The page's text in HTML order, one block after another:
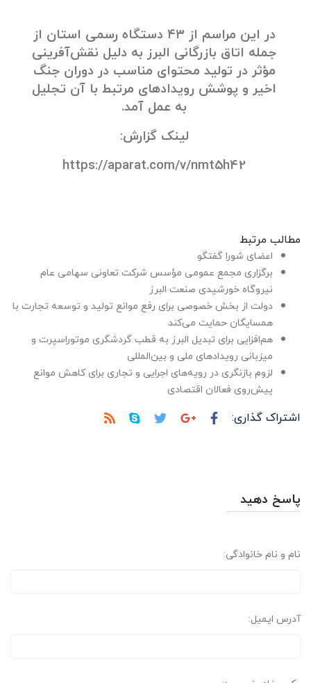
در این مراسم از ۴۳ دستگاه رسمی استان از
جمله اتاق بازرگانی البرز به دلیل نقش‌آفرینی
مؤثر در تولید محتوای مناسب در دوران جنگ
اخیر و پوشش رویدادهای مرتبط با آن تجلیل
به عمل آمد.
لینک گزارش:
https://aparat.com/v/nmt5h42
مطالب مرتبط
اعضای شورا گفتگو
برگزاری مجمع عمومی مؤسس شرکت تعاونی سهامی عام
نیروگاه خورشیدی صنعت البرز
دولت از بخش خصوصی برای رفع موانع تولید و توسعه تجارت با
همسایگان حمایت می‌کند
هم‌افزایی برای تبدیل البرز به قطب گردشگری موتوراسپرت و
میزبانی رویدادهای ملی و بین‌المللی
لزوم بازنگری در رویه‌های اجرایی و تجاری برای کاهش موانع
پیش‌روی فعالان اقتصادی
اشتراک گذاری:
پاسخ دهید
نام و نام خانوادگی:
آدرس ایمیل: